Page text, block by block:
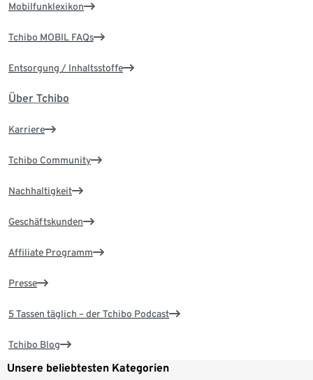
Mobilfunklexikon
Tchibo MOBIL FAQs
Entsorgung / Inhaltsstoffe
Über Tchibo
Karriere
Tchibo Community
Nachhaltigkeit
Geschäftskunden
Affiliate Programm
Presse
5 Tassen täglich – der Tchibo Podcast
Tchibo Blog
Unsere beliebtesten Kategorien